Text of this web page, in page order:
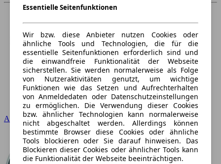
Audi
Essentielle Seitenfunktionen
Wir bzw. diese Anbieter nutzen Cookies oder
ähnliche Tools und Technologien, die für die
essentielle Seitenfunktionen erforderlich sind und
die einwandfreie Funktionalität der Webseite
sicherstellen. Sie werden normalerweise als Folge
von Nutzeraktivitäten genutzt, um wichtige
Funktionen wie das Setzen und Aufrechterhalten
von Anmeldedaten oder Datenschutzeinstellungen
zu ermöglichen. Die Verwendung dieser Cookies
bzw. ähnlicher Technologien kann normalerweise
nicht abgeschaltet werden. Allerdings können
bestimmte Browser diese Cookies oder ähnliche
Tools blockieren oder Sie darauf hinweisen. Das
Blockieren dieser Cookies oder ähnlicher Tools kann
die Funktionalität der Webseite beeinträchtigen.